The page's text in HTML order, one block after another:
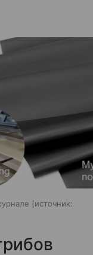
источник: